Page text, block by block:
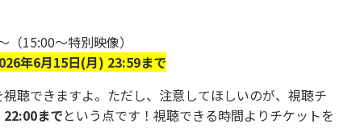
15:00〜特別映像）
年6月15日(月) 23:59まで
聴できますよ。ただし、注意してほしいのが、視聴チ
までという点です！視聴できる時間よりチケットを